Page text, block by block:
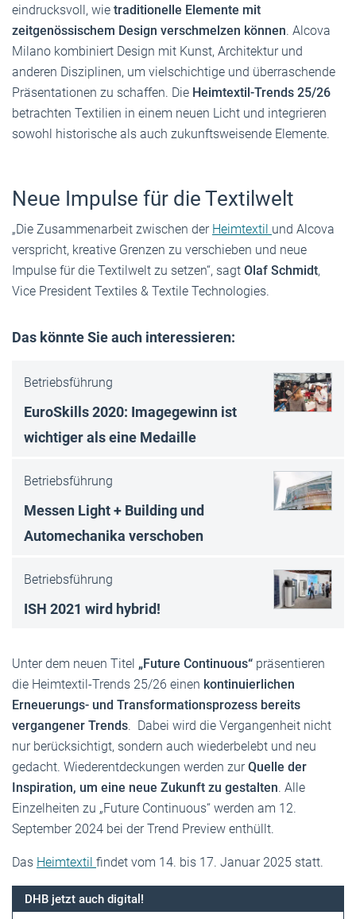
eindrucksvoll, wie traditionelle Elemente mit
zeitgenössischem Design verschmelzen können. Alcova
Milano kombiniert Design mit Kunst, Architektur und
anderen Disziplinen, um vielschichtige und überraschende
Präsentationen zu schaffen. Die Heimtextil-Trends 25/26
betrachten Textilien in einem neuen Licht und integrieren
sowohl historische als auch zukunftsweisende Elemente.
Neue Impulse für die Textilwelt
„Die Zusammenarbeit zwischen der Heimtextil und Alcova
verspricht, kreative Grenzen zu verschieben und neue
Impulse für die Textilwelt zu setzen“, sagt Olaf Schmidt,
Vice President Textiles & Textile Technologies.
Das könnte Sie auch interessieren:
Betriebsführung
EuroSkills 2020: Imagegewinn ist
wichtiger als eine Medaille
Betriebsführung
Messen Light + Building und
Automechanika verschoben
Betriebsführung
ISH 2021 wird hybrid!
Unter dem neuen Titel „Future Continuous“ präsentieren
die Heimtextil-Trends 25/26 einen kontinuierlichen
Erneuerungs- und Transformationsprozess bereits
vergangener Trends. Dabei wird die Vergangenheit nicht
nur berücksichtigt, sondern auch wiederbelebt und neu
gedacht. Wiederentdeckungen werden zurQuelle der
Inspiration, um eine neue Zukunft zu gestalten. Alle
Einzelheiten zu „Future Continuous“ werden am 12.
September 2024 bei der Trend Preview enthüllt.
Das Heimtextil findet vom 14. bis 17. Januar 2025 statt.
DHB jetzt auch digital!